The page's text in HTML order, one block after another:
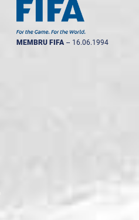
MEMBRU FIFA -- 16.06.1994